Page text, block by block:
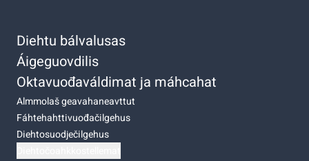
Diehtu bálvalusas
Áigeguovdilis
Oktavuođaváldimat ja máhcahat
Almmolaš geavahaneavttut
Fáhtehahttivuođačilgehus
Diehtosuodječilgehus